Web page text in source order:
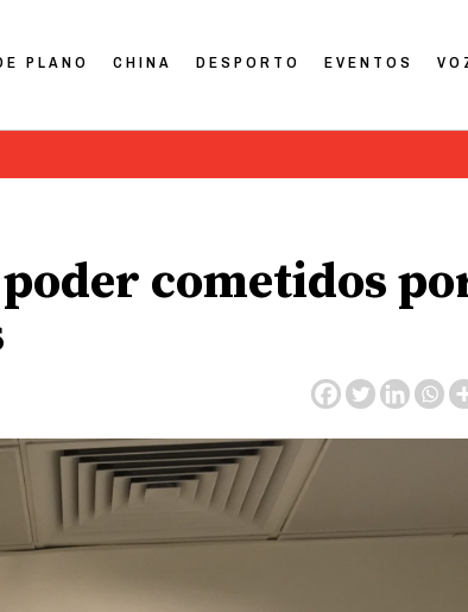
PLANO CHINA DESPORTO EVENTOS
poder cometidos